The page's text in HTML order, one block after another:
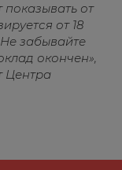
от
от 18
забывайте
окончен»,
Центра